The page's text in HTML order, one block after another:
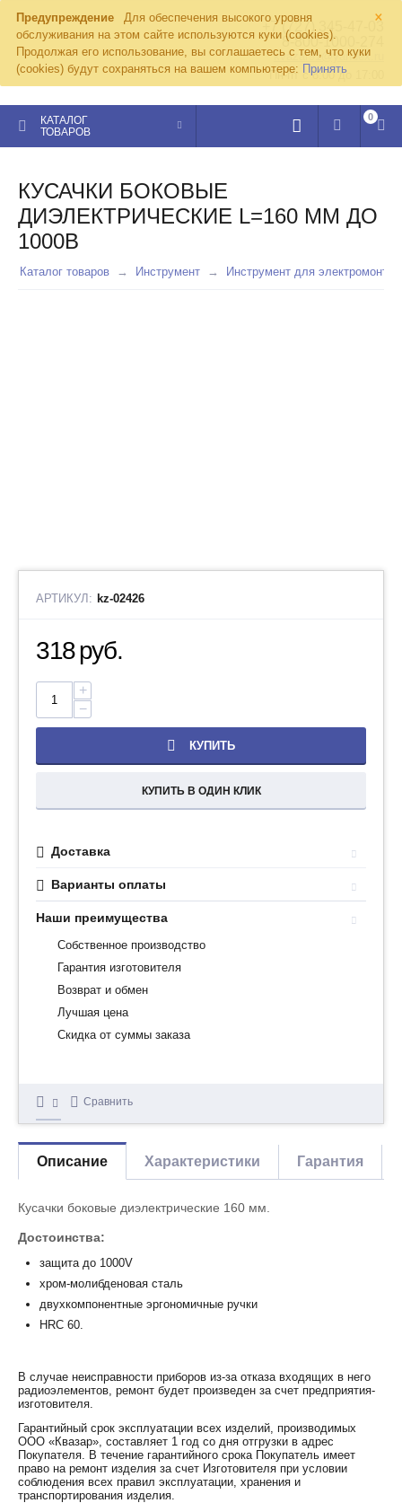
×
Предупреждение
Для обеспечения высокого уровня
обслуживания на этом сайте используются куки (cookies).
Продолжая его использование, вы соглашаетесь с тем, что куки
(cookies) будут сохраняться на вашем компьютере: Принять
+7 (727) 345-47-03
8-800-1000-274
kvazar91@yandex.ru
Пн-пт с 8:00 до 17:00
КАТАЛОГ
ТОВАРОВ
0
КУСАЧКИ БОКОВЫЕ
ДИЭЛЕКТРИЧЕСКИЕ L=160 ММ ДО
1000В
Каталог товаров Инструмент Инструмент для
АРТИКУЛ: kz-02426
318руб.
+
−
КУПИТЬ
КУПИТЬ В ОДИН КЛИК
Доставка
Варианты оплаты
Наши преимущества
Собственное производство
Гарантия изготовителя
Возврат и обмен
Лучшая цена
Скидка от суммы заказа
Сравнить
Описание Характеристики Гарантия
Кусачки боковые диэлектрические 160 мм.
Достоинства:
защита до 1000V
хром-молибденовая сталь
двухкомпонентные эргономичные ручки
HRC 60.
В случае неисправности приборов из-за отказа входящих в него
радиоэлементов, ремонт будет произведен за счет предприятия-
изготовителя.
Гарантийный срок эксплуатации всех изделий, производимых
ООО «Квазар», составляет 1 год со дня отгрузки в адрес
Покупателя. В течение гарантийного срока Покупатель имеет
право на ремонт изделия за счет Изготовителя при условии
соблюдения всех правил эксплуатации, хранения и
транспортирования изделия.